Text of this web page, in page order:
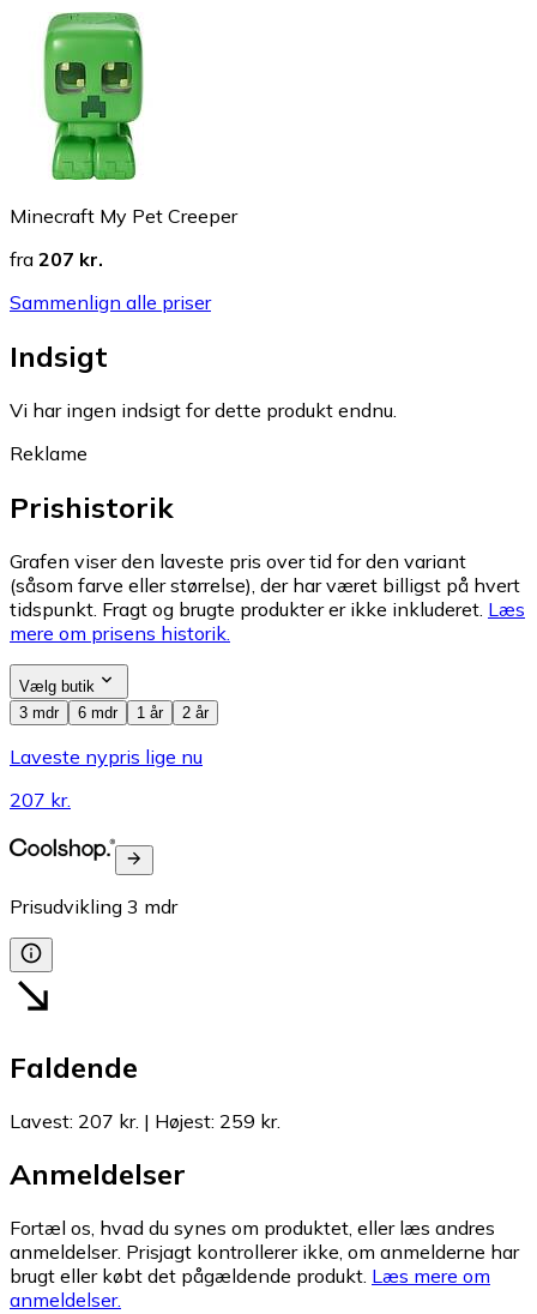
Minecraft My Pet Creeper
fra 207 kr.
Sammenlign alle priser
Indsigt
Vi har ingen indsigt for dette produkt endnu.
Reklame
Prishistorik
Grafen viser den laveste pris over tid for den variant
(såsom farve eller størrelse), der har været billigst på hvert
tidspunkt. Fragt og brugte produkter er ikke inkluderet. Læs
mere om prisens historik.
Vælg butik
3 mdr
6 mdr 1 år 2 år
Laveste nypris lige nu
207 kr.
Prisudvikling 3 mdr
Faldende
Lavest: 207 kr. | Højest: 259 kr.
Anmeldelser
Fortæl os, hvad du synes om produktet, eller læs andres
anmeldelser. Prisjagt kontrollerer ikke, om anmelderne har
brugt eller købt det pågældende produkt. Læs mere om
anmeldelser.